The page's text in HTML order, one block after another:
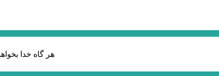
هر گاه خدا